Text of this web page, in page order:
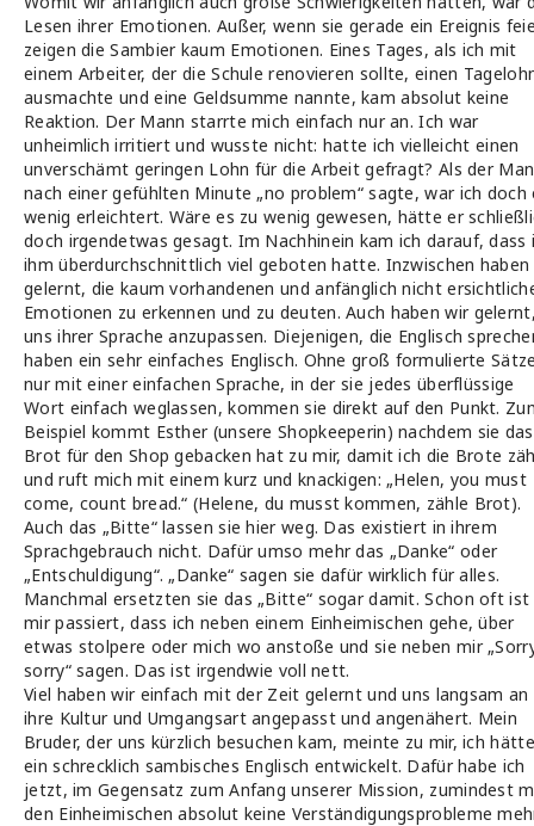
Lesen ihrer Emotionen. Außer, wenn sie gerade ein Ereignis
zeigen die Sambier kaum Emotionen. Eines Tages, als ich mit
einem Arbeiter, der die Schule renovieren sollte, einen
ausmachte und eine Geldsumme nannte, kam absolut keine
Reaktion. Der Mann starrte mich einfach nur an. Ich war
unheimlich irritiert und wusste nicht: hatte ich vielleicht einen
unverschämt geringen Lohn für die Arbeit gefragt? Als der
nach einer gefühlten Minute „no problem“ sagte, war ich doch
wenig erleichtert. Wäre es zu wenig gewesen, hätte er
doch irgendetwas gesagt. Im Nachhinein kam ich darauf, dass
ihm überdurchschnittlich viel geboten hatte. Inzwischen haben
gelernt, die kaum vorhandenen und anfänglich nicht
Emotionen zu erkennen und zu deuten. Auch haben wir
uns ihrer Sprache anzupassen. Diejenigen, die Englisch
haben ein sehr einfaches Englisch. Ohne groß formulierte
nur mit einer einfachen Sprache, in der sie jedes überflüssige
Wort einfach weglassen, kommen sie direkt auf den Punkt.
Beispiel kommt Esther (unsere Shopkeeperin) nachdem sie das
Brot für den Shop gebacken hat zu mir, damit ich die Brote
und ruft mich mit einem kurz und knackigen: „Helen, you must
come, count bread.“ (Helene, du musst kommen, zähle Brot).
Auch das „Bitte“ lassen sie hier weg. Das existiert in ihrem
Sprachgebrauch nicht. Dafür umso mehr das „Danke“ oder
„Entschuldigung“. „Danke“ sagen sie dafür wirklich für alles.
Manchmal ersetzten sie das „Bitte“ sogar damit. Schon oft ist
mir passiert, dass ich neben einem Einheimischen gehe, über
etwas stolpere oder mich wo anstoße und sie neben mir
sorry“ sagen. Das ist irgendwie voll nett.
Viel haben wir einfach mit der Zeit gelernt und uns langsam an
ihre Kultur und Umgangsart angepasst und angenähert. Mein
Bruder, der uns kürzlich besuchen kam, meinte zu mir, ich hätte
ein schrecklich sambisches Englisch entwickelt. Dafür habe ich
jetzt, im Gegensatz zum Anfang unserer Mission, zumindest
den Einheimischen absolut keine Verständigungsprobleme